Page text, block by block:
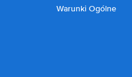
Warunki Ogólne